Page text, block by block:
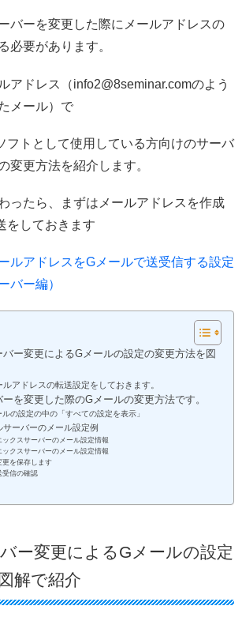
バーを変更した際にメールアドレスの
必要があります。
アドレス（info2@8seminar.comのよう
メール）で
フトとして使用している方向けのサーバ
変更方法を紹介します。
ったら、まずはメールアドレスを作成
をしておきます
ルアドレスをGメールで送受信する設定
バー編）
バー変更によるGメールの設定の変更方法を図
ルアドレスの転送設定をしておきます。
ーを変更した際のGメールの変更方法です。
ルの設定の中の「すべての設定を表示」
サーバーのメール設定例
ックスサーバーのメール設定情報
ックスサーバーのメール設定情報
更を保存します
受信の確認
ー変更によるGメールの設定
解で紹介